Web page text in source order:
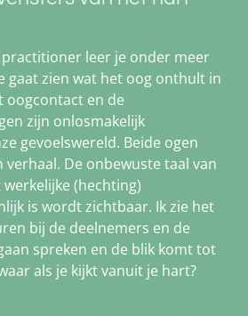
leer je onder meer
gaat zien wat het oog onthult in
oogcontact en de
zijn onlosmakelijk
gevoelswereld. Beide ogen
verhaal. De onbewuste taal van
(hechting)
is wordt zichtbaar. Ik zie het
bij de deelnemers en de
spreken en de blik komt tot
als je kijkt vanuit je hart?